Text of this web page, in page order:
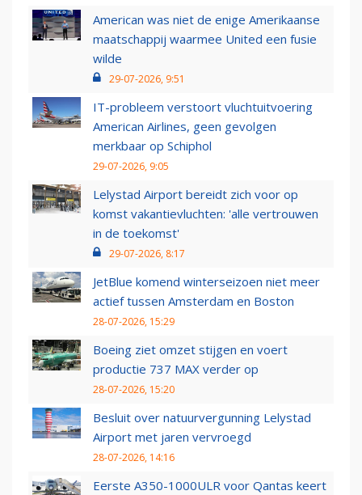
American was niet de enige Amerikaanse
maatschappij waarmee United een fusie
wilde
29-07-2026, 9:51
IT-probleem verstoort vluchtuitvoering
American Airlines, geen gevolgen
merkbaar op Schiphol
29-07-2026, 9:05
Lelystad Airport bereidt zich voor op
komst vakantievluchten: 'alle vertrouwen
in de toekomst'
29-07-2026, 8:17
JetBlue komend winterseizoen niet meer
actief tussen Amsterdam en Boston
28-07-2026, 15:29
Boeing ziet omzet stijgen en voert
productie 737 MAX verder op
28-07-2026, 15:20
Besluit over natuurvergunning Lelystad
Airport met jaren vervroegd
28-07-2026, 14:16
Eerste A350-1000ULR voor Qantas keert